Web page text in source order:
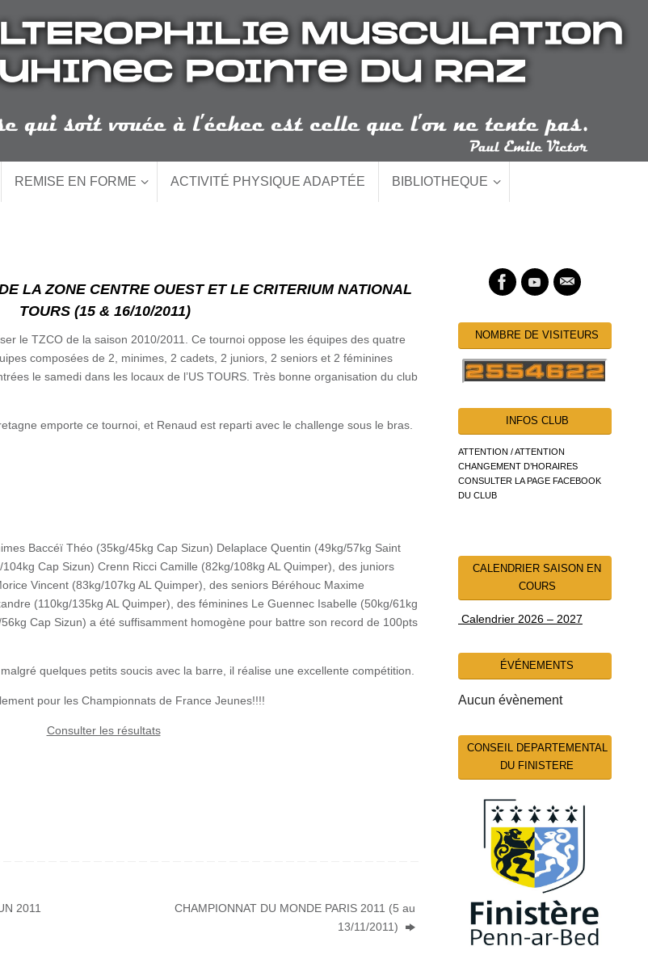
REMISE EN FORME ACTIVITÉ PHYSIQUE ADAPTÉE BIBLIOTHEQUE
LA ZONE CENTRE OUEST ET LE CRITERIUM NATIONAL
TOURS (15 & 16/10/2011)
le TZCO de la saison 2010/2011. Ce tournoi oppose les équipes des quatre
composées de 2, minimes, 2 cadets, 2 juniors, 2 seniors et 2 féminines
le samedi dans les locaux de l’US TOURS. Très bonne organisation du club
emporte ce tournoi, et Renaud est reparti avec le challenge sous le bras.
Baccéï Théo (35kg/45kg Cap Sizun) Delaplace Quentin (49kg/57kg Saint
Cap Sizun) Crenn Ricci Camille (82kg/108kg AL Quimper), des juniors
Vincent (83kg/107kg AL Quimper), des seniors Béréhouc Maxime
(110kg/135kg AL Quimper), des féminines Le Guennec Isabelle (50kg/61kg
Cap Sizun) a été suffisamment homogène pour battre son record de 100pts
quelques petits soucis avec la barre, il réalise une excellente compétition.
pour les Championnats de France Jeunes!!!!
Consulter les résultats
2011
CHAMPIONNAT DU MONDE PARIS 2011 (5 au
13/11/2011)
NOMBRE DE VISITEURS
INFOS CLUB
ATTENTION / ATTENTION
CHANGEMENT D’HORAIRES
CONSULTER LA PAGE FACEBOOK
DU CLUB
CALENDRIER SAISON EN
COURS
Calendrier 2026 – 2027
ÉVÉNEMENTS
Aucun évènement
CONSEIL DEPARTEMENTAL
DU FINISTERE